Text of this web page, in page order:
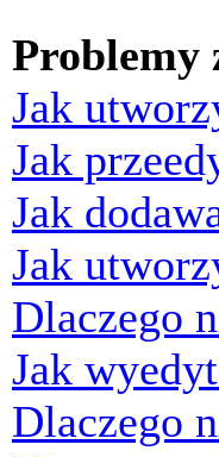
Problemy
Jak
Jak
Jak
Jak
Dlaczego
Jak
Dlaczego